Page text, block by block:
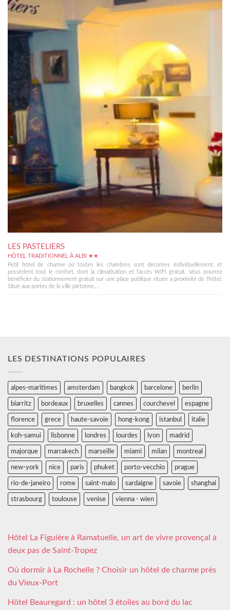
LES PASTELIERS
HÔTEL TRADITIONNEL À ALBI ★★
Petit hôtel de charme où toutes les chambres sont décorées individuellement, et
possèdent tout le confort, dont la climatisation et l'accès WIFI gratuit. Vous pourrez
bénéficier du stationnement gratuit sur une place publique située a proximité de l'hôtel.
Situé aux portes de la ville piétonne,...
LES DESTINATIONS POPULAIRES
alpes-maritimes amsterdam bangkok barcelone berlin
biarritz bordeaux bruxelles cannes courchevel espagne
florence grece haute-savoie hong-kong istanbul italie
koh-samui lisbonne londres lourdes lyon madrid
majorque marrakech marseille miami milan montreal
new-york nice paris phuket porto-vecchio prague
rio-de-janeiro rome saint-malo sardaigne savoie shanghai
strasbourg toulouse venise vienna - wien
Hôtel La Figuière à Ramatuelle, un art de vivre provençal à
deux pas de Saint-Tropez
Où dormir à La Rochelle ? Choisir un hôtel de charme près
du Vieux-Port
Hôtel Beauregard : un hôtel 3 étoiles au bord du lac